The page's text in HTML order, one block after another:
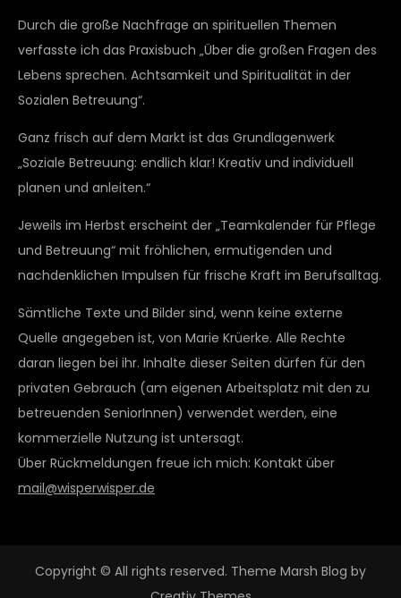
Durch die große Nachfrage an spirituellen Themen
verfasste ich das Praxisbuch „Über die großen Fragen des
Lebens sprechen. Achtsamkeit und Spiritualität in der
Sozialen Betreuung“.
Ganz frisch auf dem Markt ist das Grundlagenwerk
„Soziale Betreuung: endlich klar! Kreativ und individuell
planen und anleiten.“
Jeweils im Herbst erscheint der „Teamkalender für Pflege
und Betreuung“ mit fröhlichen, ermutigenden und
nachdenklichen Impulsen für frische Kraft im Berufsalltag.
Sämtliche Texte und Bilder sind, wenn keine externe
Quelle angegeben ist, von Marie Krüerke. Alle Rechte
daran liegen bei ihr. Inhalte dieser Seiten dürfen für den
privaten Gebrauch (am eigenen Arbeitsplatz mit den zu
betreuenden SeniorInnen) verwendet werden, eine
kommerzielle Nutzung ist untersagt.
Über Rückmeldungen freue ich mich: Kontakt über
mail@wisperwisper.de
Copyright © All rights reserved. Theme Marsh Blog by